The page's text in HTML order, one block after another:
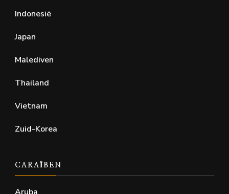
Indonesië
Japan
Malediven
Thailand
Vietnam
Zuid-Korea
CARAÏBEN